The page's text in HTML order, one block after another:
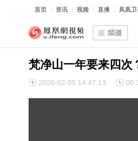
首页 资讯 视频 直播 凤凰
梵净山一年要来四次
2026-02-05 14:47:13